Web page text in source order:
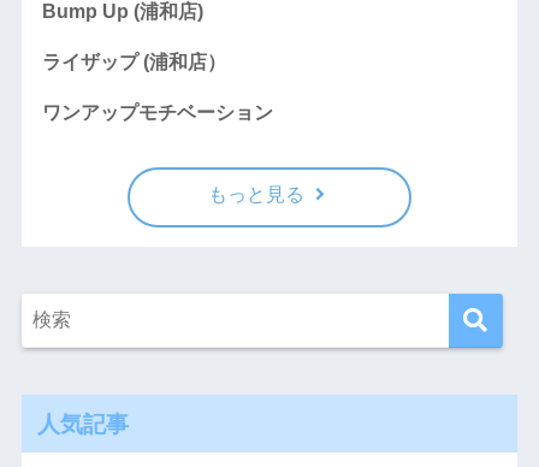
Bump Up (浦和店)
ライザップ (浦和店）
ワンアップモチベーション
もっと見る
人気記事